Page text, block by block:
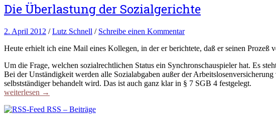
Die Überlastung der Sozialgerichte
2. April 2012 /Lutz Schnell / Schreibe einen Kommentar
Heute erhielt ich eine Mail eines Kollegen, in der er berichtete, daß er seinen
Um die Frage, welchen sozialrechtlichen Status ein Synchronschauspieler hat. Es
Bei der Unständigkeit werden alle Sozialabgaben außer der
selbstständiger behandelt wird. Das ist auch ganz klar in § 7 SGB 4 festgelegt.
weiterlesen →
RSS – Beiträge